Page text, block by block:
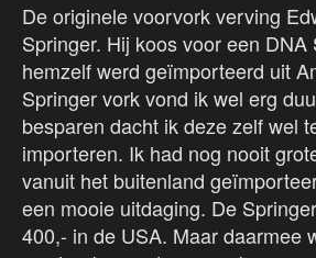
De originele voorvork verving
Springer. Hij koos voor een DNA
hemzelf werd geïmporteerd uit
Springer vork vond ik wel erg
besparen dacht ik deze zelf wel
importeren. Ik had nog nooit
vanuit het buitenland
een mooie uitdaging. De
400,- in de USA. Maar daarmee